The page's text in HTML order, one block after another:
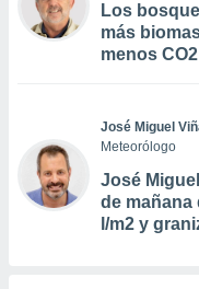
Los
más
menos CO2
José Miguel
Meteorólogo
José
de mañana
l/m2 y